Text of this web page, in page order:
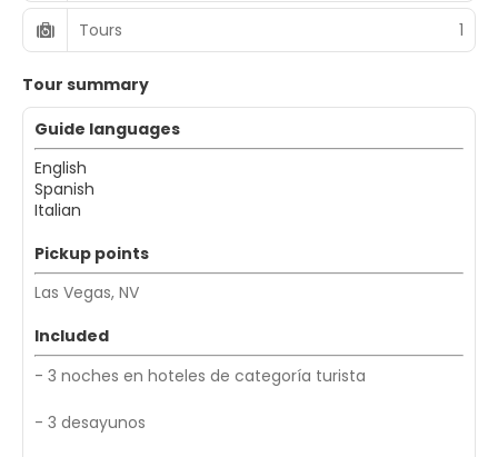
Tours 1
Tour summary
Guide languages
English
Spanish
Italian
Pickup points
Las Vegas, NV
Included
- 3 noches en hoteles de categoría turista
- 3 desayunos